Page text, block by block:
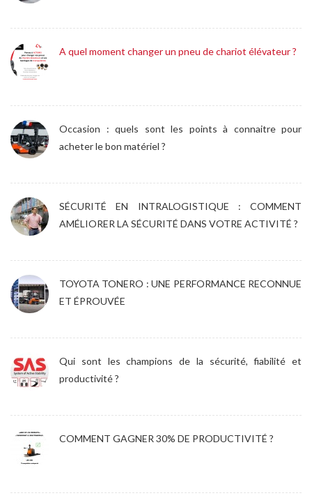
A quel moment changer un pneu de chariot élévateur ?
Occasion : quels sont les points à connaitre pour
acheter le bon matériel ?
SÉCURITÉ EN INTRALOGISTIQUE : COMMENT
AMÉLIORER LA SÉCURITÉ DANS VOTRE ACTIVITÉ ?
TOYOTA TONERO : UNE PERFORMANCE RECONNUE
ET ÉPROUVÉE
Qui sont les champions de la sécurité, fiabilité et
productivité ?
COMMENT GAGNER 30% DE PRODUCTIVITÉ ?